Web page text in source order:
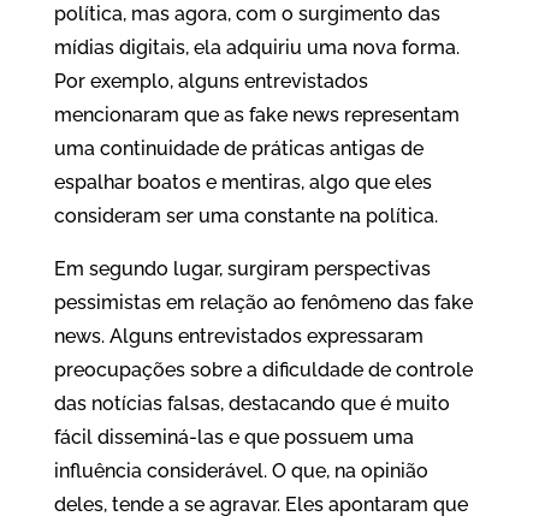
política, mas agora, com o surgimento das
mídias digitais, ela adquiriu uma nova forma.
Por exemplo, alguns entrevistados
mencionaram que as fake news representam
uma continuidade de práticas antigas de
espalhar boatos e mentiras, algo que eles
consideram ser uma constante na política.
Em segundo lugar, surgiram perspectivas
pessimistas em relação ao fenômeno das fake
news. Alguns entrevistados expressaram
preocupações sobre a dificuldade de controle
das notícias falsas, destacando que é muito
fácil disseminá-las e que possuem uma
influência considerável. O que, na opinião
deles, tende a se agravar. Eles apontaram que